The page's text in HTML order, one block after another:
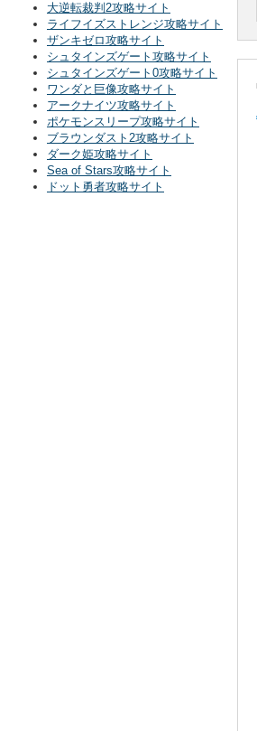
大逆転裁判2攻略サイト
ライフイズストレンジ攻略サイト
ザンキゼロ攻略サイト
シュタインズゲート攻略サイト
シュタインズゲート0攻略サイト
ワンダと巨像攻略サイト
アークナイツ攻略サイト
ポケモンスリープ攻略サイト
ブラウンダスト2攻略サイト
ダーク姫攻略サイト
Sea of Stars攻略サイト
ドット勇者攻略サイト